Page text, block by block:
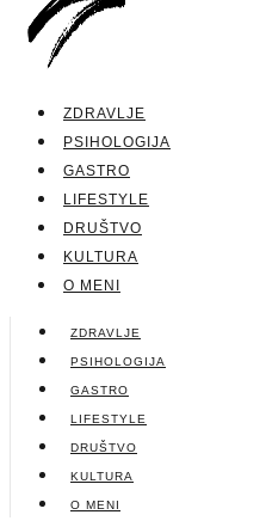
ZDRAVLJE
PSIHOLOGIJA
GASTRO
LIFESTYLE
DRUŠTVO
KULTURA
O MENI
ZDRAVLJE
PSIHOLOGIJA
GASTRO
LIFESTYLE
DRUŠTVO
KULTURA
O MENI